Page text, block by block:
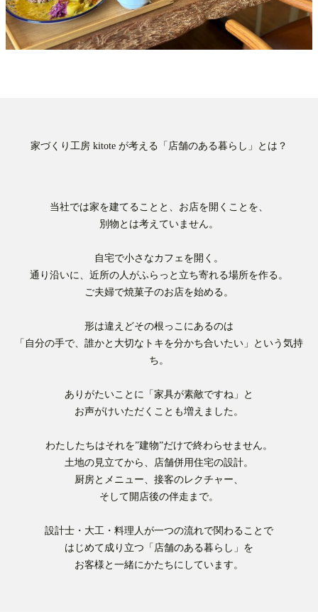
家づくり工房 kitote が考える「店舗のある暮らし」とは？
当社では家を建てることと、お店を開くことを、
別物とは考えていません。
自宅で小さなカフェを開く。
通り沿いに、近所の人がふらっと立ち寄れる場所を作る。
ご夫婦で焼菓子のお店を始める。
形は違えどその根っこにあるのは
「自分の手で、誰かと大切なトキを分かち合いたい」という気持
ち。
ありがたいことに「家具が素敵ですね」と
お声がけいただくことも増えました。
わたしたちはそれを”建物”だけで終わらせません。
土地の見立てから、店舗併用住宅の設計。
厨房とメニュー、接客のレクチャー、
そして開店後の伴走まで。
設計士・大工・料理人が一つの流れで関わることで
はじめて成り立つ「店舗のある暮らし」を
お客様と一緒にかたちにしています。